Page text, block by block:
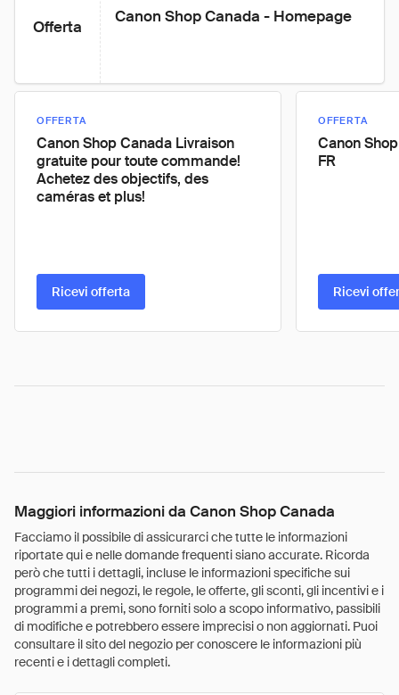
Offerta
Canon Shop Canada - Homepage
OFFERTA
Canon Shop Canada Livraison
gratuite pour toute commande!
Achetez des objectifs, des
caméras et plus!
Ricevi offerta
OFFERTA
Canon
FR
Ricevi
Maggiori informazioni da Canon Shop Canada
Facciamo il possibile di assicurarci che tutte le informazioni
riportate qui e nelle domande frequenti siano accurate. Ricorda
però che tutti i dettagli, incluse le informazioni specifiche sui
programmi dei negozi, le regole, le offerte, gli sconti, gli incentivi e i
programmi a premi, sono forniti solo a scopo informativo, passibili
di modifiche e potrebbero essere imprecisi o non aggiornati. Puoi
consultare il sito del negozio per conoscere le informazioni più
recenti e i dettagli completi.